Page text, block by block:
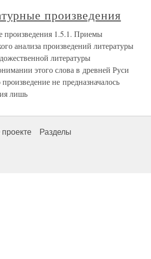
произведения
произведения 1.5.1. Приемы
анализа произведений литературы
литературы
этого слова в древней Руси
не предназначалось
лишь
Разделы